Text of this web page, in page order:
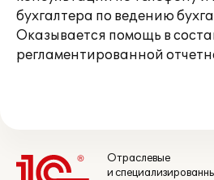
бухгалтера по ведению
Оказывается помощь в
регламентированной
Отраслевые
и